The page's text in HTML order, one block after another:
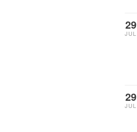
29
JUL
29
JUL